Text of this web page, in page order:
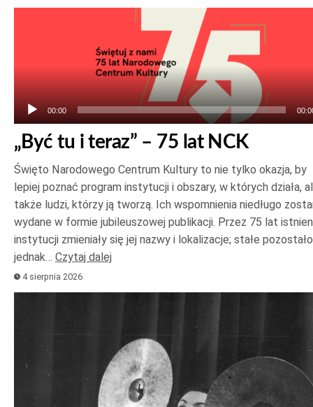
00:00
„Być tu i teraz” – 75 lat NCK
Święto Narodowego Centrum Kultury to nie tylko okazja, by
lepiej poznać program instytucji i obszary, w których działa,
także ludzi, którzy ją tworzą. Ich wspomnienia niedługo
wydane w formie jubileuszowej publikacji. Przez 75 lat
instytucji zmieniały się jej nazwy i lokalizacje; stałe pozostało
jednak… Czytaj dalej
4 sierpnia 2026